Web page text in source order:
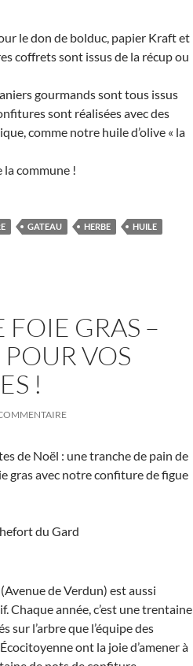
le don de bolduc, papier Kraft et
coffrets sont issus de la récup ou
gourmands sont tous issus
sont réalisées avec des
comme notre huile d’olive « la
la commune !
GATEAU HERBE
HUILE
FOIE GRAS –
VOS
!
de Noël : une tranche de pain de
gras avec notre confiture de figue
(Avenue de Verdun) est aussi
Chaque année, c’est une trentaine
sur l’arbre que l’équipe des
ont la joie d’amener à